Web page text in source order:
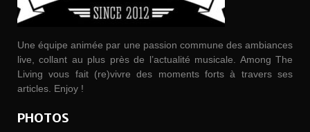
Une équipe animée par une passion commune des ambiances
live, collant au plus près de l’actualité musicale. Among The
Living vous fait (re)vivre des moments forts à travers ses
articles. Enjoy !
PHOTOS